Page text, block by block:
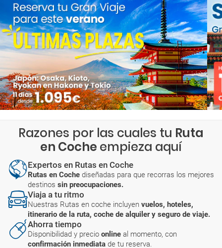
Razones por las cuales tu Ruta
en Coche empieza aquí
Expertos en Rutas en Coche
Rutas en Coche diseñadas para que recorras los mejores
destinos sin preocupaciones.
Viaja a tu ritmo
Nuestras Rutas en coche incluyen vuelos, hoteles,
itinerario de la ruta, coche de alquiler y seguro de viaje.
Ahorra tiempo
Disponibilidad y precio online al momento, con
confirmación inmediata de tu reserva.